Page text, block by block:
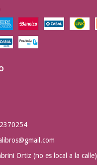
Ortiz (no es local a la calle)